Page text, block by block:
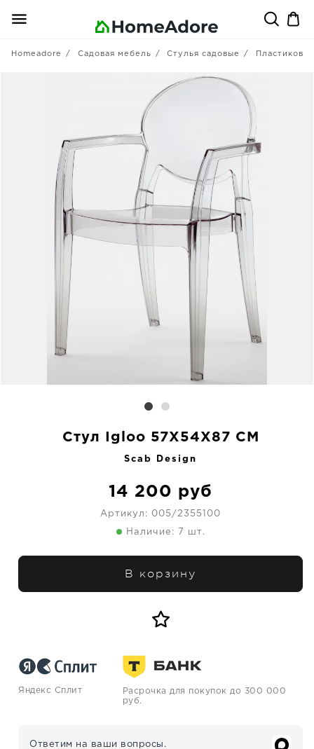
Homeadore Садовая мебель Стулья садовые
Стул Igloo 57X54X87 CM
Scab Design
14 200 руб
Артикул: 005/2355100
Наличие: 7 шт.
В корзину
Яндекс Сплит
Расрочка для покупок до 300 000
руб.
Ответим на ваши вопросы.